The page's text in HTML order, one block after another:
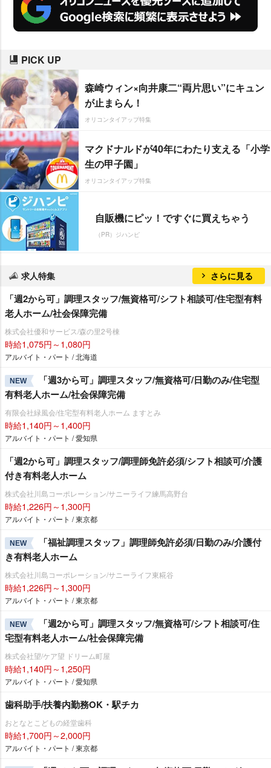
笑いで承諾。「“欽督”と同じよう
に楽しませることは出来ないかも
続ける球団でありたい」と語っ
た。
PICK UP
森崎ウィン×向井康二“両片思い”にキュン
が止まらん！
オリコンタイアップ特集
マクドナルドが40年にわたり支える「小学
生の甲子園」
オリコンタイアップ特集
自販機にピッ！ですぐに買えちゃう
（PR）ジハンピ
求人特集 さらに見る
「週2から可」調理スタッフ/無資格可/シフト相談可/住宅型有料
老人ホーム/社会保障完備
株式会社優和サービス/森の里2号棟
時給1,075円～1,080円
アルバイト・パート / 北海道
NEW
「週3から可」調理スタッフ/無資格可/日勤のみ/住宅型
有料老人ホーム/社会保障完備
有限会社緑風会/住宅型有料老人ホーム ますとみ
時給1,140円～1,400円
アルバイト・パート / 愛知県
「週2から可」調理スタッフ/調理師免許必須/シフト相談可/介護
付き有料老人ホーム
株式会社川島コーポレーション/サニーライフ練馬高野台
時給1,226円～1,300円
アルバイト・パート / 東京都
NEW
「福祉調理スタッフ」調理師免許必須/日勤のみ/介護付
き有料老人ホーム
株式会社川島コーポレーション/サニーライフ東糀谷
時給1,226円～1,300円
アルバイト・パート / 東京都
NEW
「週2から可」調理スタッフ/無資格可/シフト相談可/住
宅型有料老人ホーム/社会保障完備
株式会社望/ケア望 ドリーム町屋
時給1,140円～1,250円
アルバイト・パート / 愛知県
歯科助手/扶養内勤務OK・駅チカ
おとなとこどもの経堂歯科
時給1,700円～2,000円
アルバイト・パート / 東京都